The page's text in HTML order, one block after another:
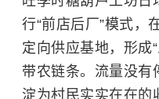
行“前店后厂”模式，
定向供应基地，形成
带农链条。流量没有
淀为村民实实在在的